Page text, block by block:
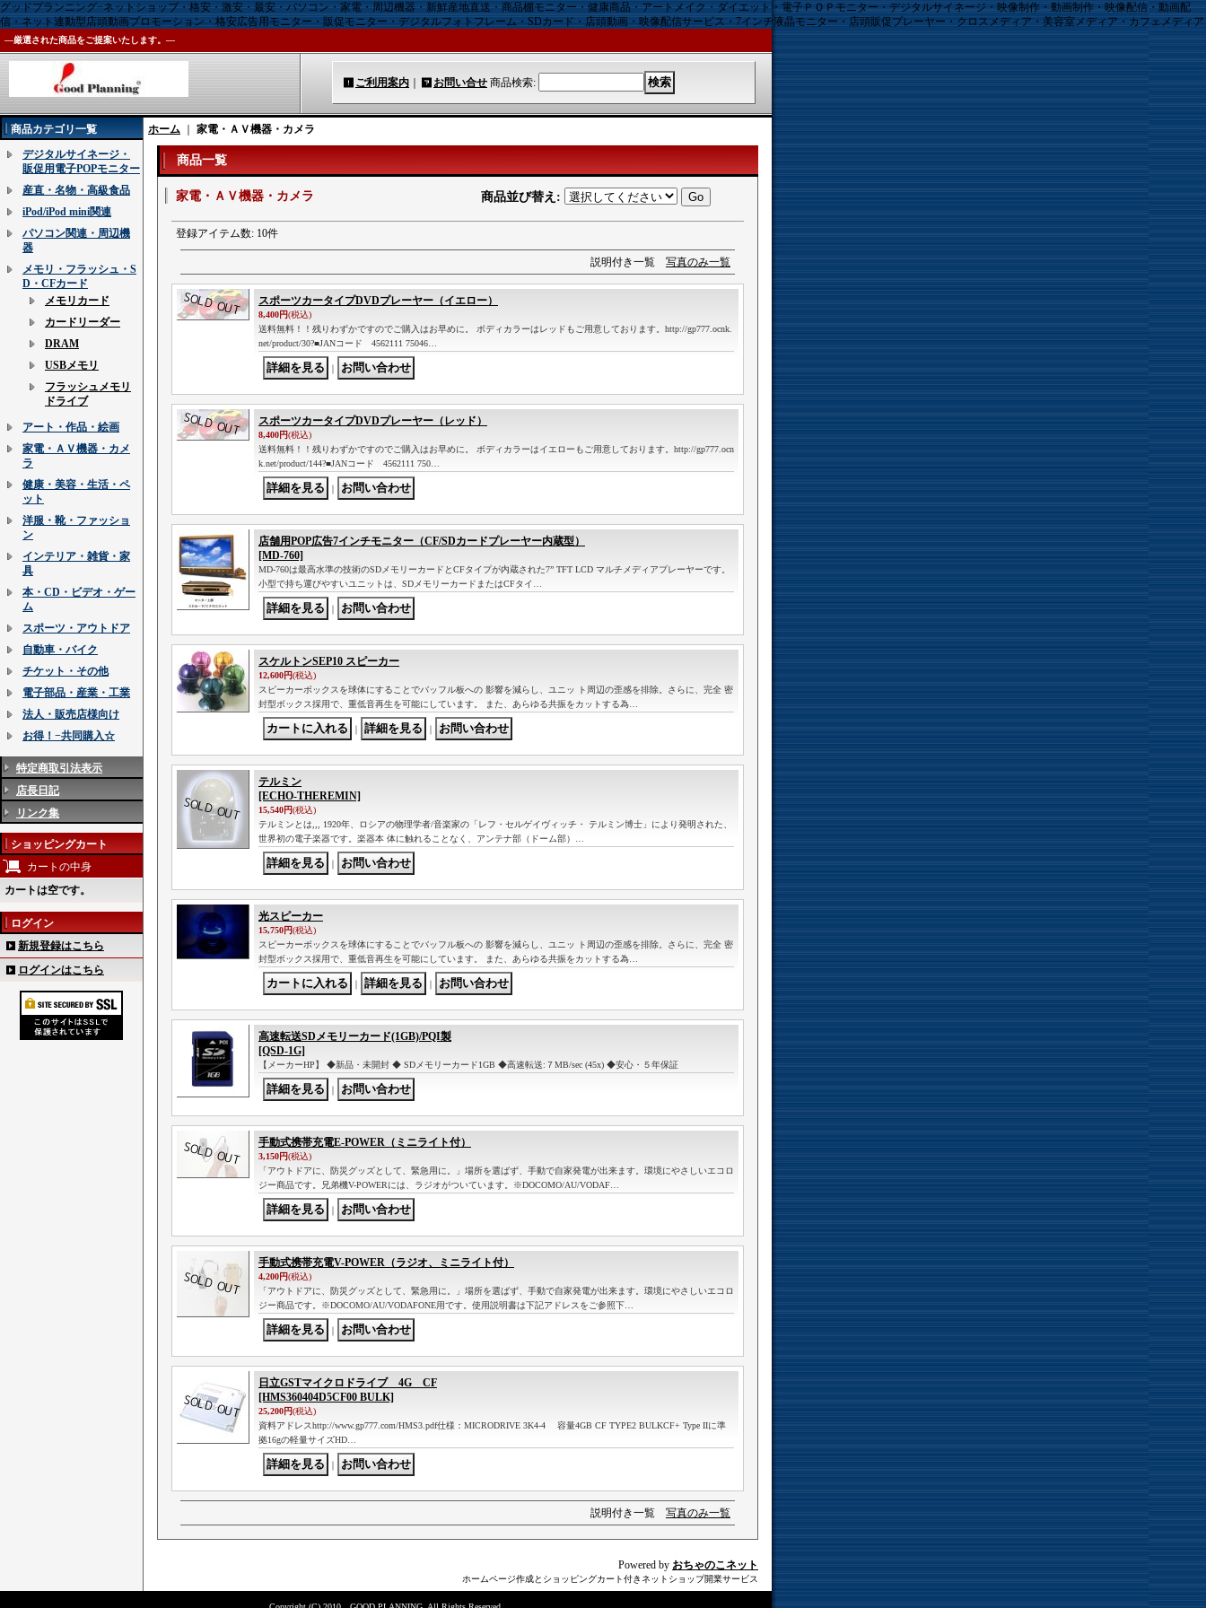
グッドプランニング−ネットショップ・格安・激安・最安・パソコン・家電・周辺機器・新鮮産地直送・商品棚モニター・健康商品・アートメイク・ダイエット・電子ＰＯＰモニター・デジタルサイネージ・映像制作・動画制作・映像配信・動画配
信・ネット連動型店頭動画プロモーション・格安広告用モニター・販促モニター・デジタルフォトフレーム・SDカード・店頭動画・映像配信サービス・7インチ液晶モニター・店頭販促プレーヤー・クロスメディア・美容室メディア・カフェメディア
―厳選された商品をご提案いたします。―
ご利用案内 お問い合せ 商品検索:
商品カテゴリ一覧
デジタルサイネージ・
販促用電子POPモニター
産直・名物・高級食品
iPod/iPod mini関連
パソコン関連・周辺機
器
メモリ・フラッシュ・S
D・CFカード
メモリカード
カードリーダー
DRAM
USBメモリ
フラッシュメモリ
ドライブ
アート・作品・絵画
家電・ＡＶ機器・カメ
ラ
健康・美容・生活・ペ
ット
洋服・靴・ファッショ
ン
インテリア・雑貨・家
具
本・CD・ビデオ・ゲー
ム
スポーツ・アウトドア
自動車・バイク
チケット・その他
電子部品・産業・工業
法人・販売店様向け
お得！−共同購入☆
特定商取引法表示
店長日記
リンク集
ショッピングカート
カートの中身
カートは空です。
ログイン
新規登録はこちら
ログインはこちら
ホーム 家電・ＡＶ機器・カメラ
商品一覧
家電・ＡＶ機器・カメラ 商品並び替え :
登録アイテム数: 10件
説明付き一覧 写真のみ一覧
スポーツカータイプDVDプレーヤー（イエロー）
8,400円(税込)
送料無料！！残りわずかですのでご購入はお早めに。 ボディカラーはレッドもご用意しております。http://gp777.ocnk.
net/product/30?■JANコード 4562111 75046…
｜
スポーツカータイプDVDプレーヤー（レッド）
8,400円(税込)
送料無料！！残りわずかですのでご購入はお早めに。 ボディカラーはイエローもご用意しております。http://gp777.ocn
k.net/product/144?■JANコード 4562111 750…
｜
店舗用POP広告7インチモニター（CF/SDカードプレーヤー内蔵型）
[MD-760]
MD-760は最高水準の技術のSDメモリーカードとCFタイプが内蔵された7” TFT LCD マルチメディアプレーヤーです。
小型で持ち運びやすいユニットは、SDメモリーカードまたはCFタイ…
｜
スケルトンSEP10 スピーカー
12,600円(税込)
スピーカーボックスを球体にすることでバッフル板への 影響を減らし、ユニッ ト周辺の歪感を排除。さらに、完全 密
封型ボックス採用で、重低音再生を可能にしています。 また、あらゆる共振をカットする為…
｜ ｜
テルミン
[ECHO-THEREMIN]
15,540円(税込)
テルミンとは,,, 1920年、ロシアの物理学者/音楽家の「レフ・セルゲイヴィッチ・ テルミン博士」により発明された、
世界初の電子楽器です。楽器本 体に触れることなく、アンテナ部（ドーム部）…
｜
光スピーカー
15,750円(税込)
スピーカーボックスを球体にすることでバッフル板への 影響を減らし、ユニッ ト周辺の歪感を排除。さらに、完全 密
封型ボックス採用で、重低音再生を可能にしています。 また、あらゆる共振をカットする為…
｜ ｜
高速転送SDメモリーカード(1GB)/PQI製
[QSD-1G]
【メーカーHP】 ◆新品・未開封 ◆ SDメモリーカード1GB ◆高速転送:７MB/sec (45x) ◆安心・５年保証
｜
手動式携帯充電E-POWER（ミニライト付）
3,150円(税込)
「アウトドアに、防災グッズとして、緊急用に。」場所を選ばず、手動で自家発電が出来ます。環境にやさしいエコロ
ジー商品です。兄弟機V-POWERには、ラジオがついています。※DOCOMO/AU/VODAF…
｜
手動式携帯充電V-POWER（ラジオ、ミニライト付）
4,200円(税込)
「アウトドアに、防災グッズとして、緊急用に。」場所を選ばず、手動で自家発電が出来ます。環境にやさしいエコロ
ジー商品です。※DOCOMO/AU/VODAFONE用です。使用説明書は下記アドレスをご参照下…
｜
日立GSTマイクロドライブ 4G CF
[HMS360404D5CF00 BULK]
25,200円(税込)
資料アドレスhttp://www.gp777.com/HMS3.pdf仕様：MICRODRIVE 3K4-4 容量4GB CF TYPE2 BULKCF+ Type IIに準
拠16gの軽量サイズHD…
｜
説明付き一覧 写真のみ一覧
Powered by おちゃのこネット
ホームページ作成とショッピングカート付きネットショップ開業サービス